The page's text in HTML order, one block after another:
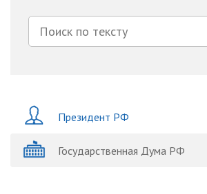
Президент РФ
Государственная Дума РФ